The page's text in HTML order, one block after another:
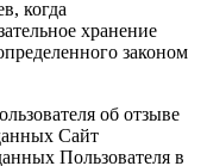
когда
хранение
законом
об отзыве
Сайт
Пользователя в